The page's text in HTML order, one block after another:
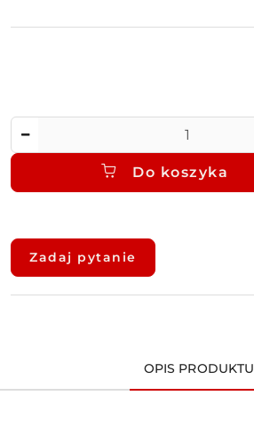
Do koszyka
Dostępność
dostawa
Zadaj pytanie
OPIS PRODUKTU